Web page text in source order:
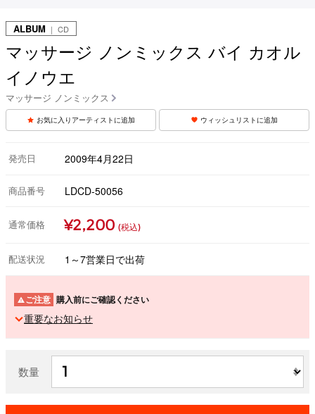
ALBUM ｜ CD
マッサージ ノンミックス バイ カオル
イノウエ
マッサージ ノンミックス
お気に入りアーティストに追加 ウィッシュリストに追加
発売日 2009年4月22日
商品番号 LDCD-50056
通常価格 ¥2,200 (税込)
配送状況 1～7営業日で出荷
ご注意 購入前にご確認ください
重要なお知らせ
数量